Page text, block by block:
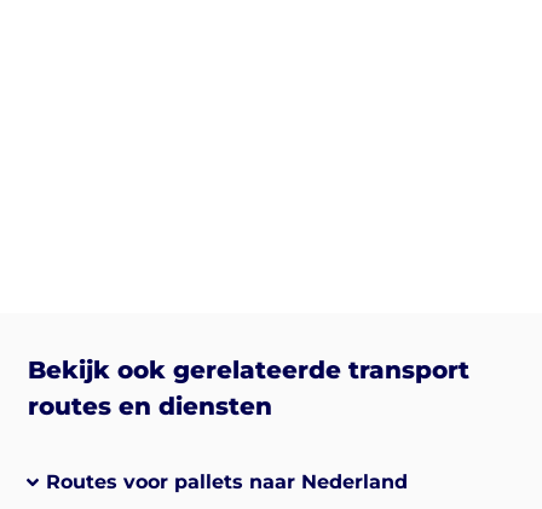
Bekijk ook gerelateerde transport
routes en diensten
Routes voor pallets naar Nederland